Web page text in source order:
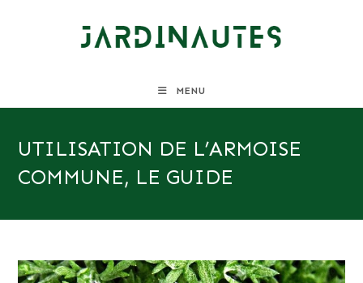
MENU
UTILISATION DE L’ARMOISE
COMMUNE, LE GUIDE